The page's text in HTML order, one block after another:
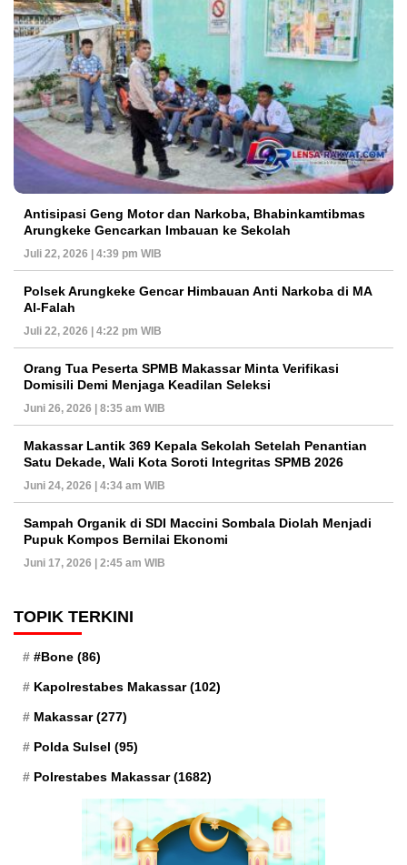
Antisipasi Geng Motor dan Narkoba, Bhabinkamtibmas
Arungkeke Gencarkan Imbauan ke Sekolah
Juli 22, 2026 | 4:39 pm WIB
Polsek Arungkeke Gencar Himbauan Anti Narkoba di MA
Al-Falah
Juli 22, 2026 | 4:22 pm WIB
Orang Tua Peserta SPMB Makassar Minta Verifikasi
Domisili Demi Menjaga Keadilan Seleksi
Juni 26, 2026 | 8:35 am WIB
Makassar Lantik 369 Kepala Sekolah Setelah Penantian
Satu Dekade, Wali Kota Soroti Integritas SPMB 2026
Juni 24, 2026 | 4:34 am WIB
Sampah Organik di SDI Maccini Sombala Diolah Menjadi
Pupuk Kompos Bernilai Ekonomi
Juni 17, 2026 | 2:45 am WIB
TOPIK TERKINI
#Bone (86)
Kapolrestabes Makassar(102)
Makassar(277)
Polda Sulsel (95)
Polrestabes Makassar(1682)